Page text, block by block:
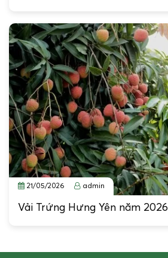
21/05/2026 admin
Vải Trứng Hưng Yên năm 2026